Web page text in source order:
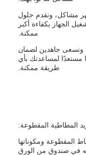
مشاكل، ونقدم حلول
الجهاز بكفاءة أكبر
ممكنة.
ونسعى جاهدين لضمان
لمساعدتك بأي
طريقة ممكنة.
المطاطية المقطوعة:
المقطوعة ومكوناتها
في صندوق من الورق